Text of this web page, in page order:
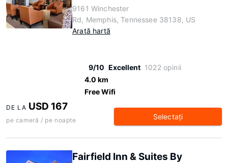
9161 Winchester
Rd, Memphis, Tennessee 38138, US
Arată hartă
9/10 Excellent 1022 opinii
4.0 km
Free Wifi
DE LA USD 167
pe cameră / pe noapte Selectaţi
Fairfield Inn & Suites By